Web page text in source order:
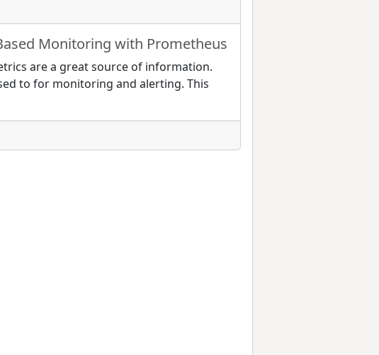
Monitoring with Prometheus
are a great source of information.
to for monitoring and alerting. This